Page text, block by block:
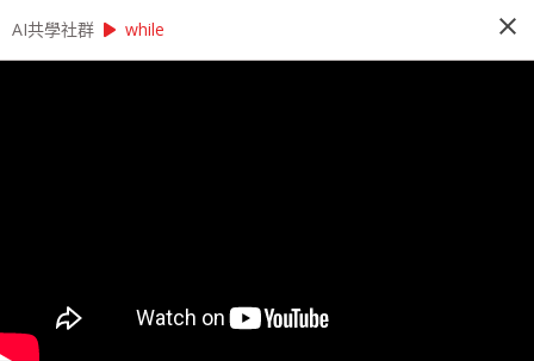
AI共學社群 play_arrow 莫凡 Python 基礎研習讀書會
label Matplotlib Numpy
Pandas
AI共學社群 play_arrow while close